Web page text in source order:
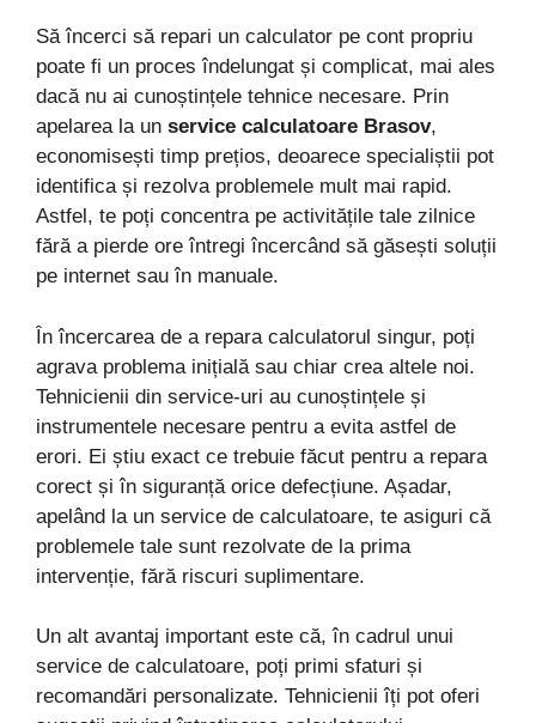
Să încerci să repari un calculator pe cont propriu
poate fi un proces îndelungat și complicat, mai ales
dacă nu ai cunoștințele tehnice necesare. Prin
apelarea la un service calculatoare Brasov,
economisești timp prețios, deoarece specialiștii pot
identifica și rezolva problemele mult mai rapid.
Astfel, te poți concentra pe activitățile tale zilnice
fără a pierde ore întregi încercând să găsești soluții
pe internet sau în manuale.
În încercarea de a repara calculatorul singur, poți
agrava problema inițială sau chiar crea altele noi.
Tehnicienii din service-uri au cunoștințele și
instrumentele necesare pentru a evita astfel de
erori. Ei știu exact ce trebuie făcut pentru a repara
corect și în siguranță orice defecțiune. Așadar,
apelând la un service de calculatoare, te asiguri că
problemele tale sunt rezolvate de la prima
intervenție, fără riscuri suplimentare.
Un alt avantaj important este că, în cadrul unui
service de calculatoare, poți primi sfaturi și
recomandări personalizate. Tehnicienii îți pot oferi